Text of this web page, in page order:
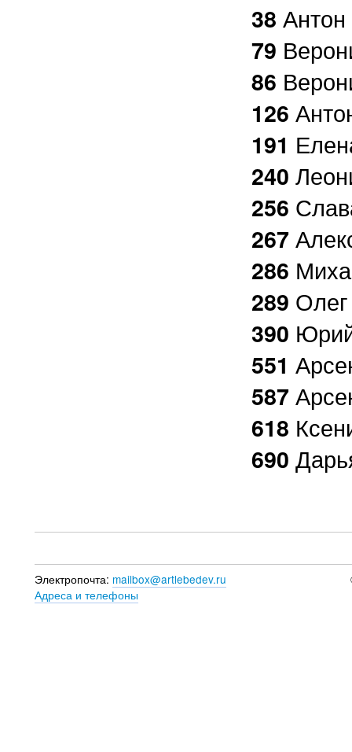
38 Антон
79
86
126
191
240
256
267
286
289
390
551
587
618
690
Электропочта: mailbox@artlebedev.ru
Адреса и телефоны